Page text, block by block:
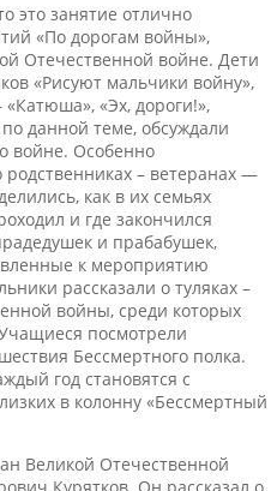
это занятие отлично
«По дорогам войны»,
Отечественной войне. Дети
«Рисуют мальчики войну»,
«Эх, дороги!»,
данной теме, обсуждали
войне. Особенно
– ветеранах —
как в их семьях
и где закончился
и прабабушек,
к мероприятию
рассказали о туляках –
войны, среди которых
посмотрели
Бессмертного полка.
год становятся с
в колонну «Бессмертный
Великой Отечественной